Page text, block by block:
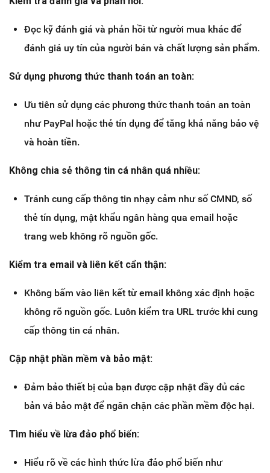
Đọc kỹ đánh giá và phản hồi từ người mua khác để
đánh giá uy tín của người bán và chất lượng sản phẩm.
Sử dụng phương thức thanh toán an toàn:
Ưu tiên sử dụng các phương thức thanh toán an toàn
như PayPal hoặc thẻ tín dụng để tăng khả năng bảo vệ
và hoàn tiền.
Không chia sẻ thông tin cá nhân quá nhiều:
Tránh cung cấp thông tin nhạy cảm như số CMND, số
thẻ tín dụng, mật khẩu ngân hàng qua email hoặc
trang web không rõ nguồn gốc.
Kiểm tra email và liên kết cẩn thận:
Không bấm vào liên kết từ email không xác định hoặc
không rõ nguồn gốc. Luôn kiểm tra URL trước khi cung
cấp thông tin cá nhân.
Cập nhật phần mềm và bảo mật:
Đảm bảo thiết bị của bạn được cập nhật đầy đủ các
bản vá bảo mật để ngăn chặn các phần mềm độc hại.
Tìm hiểu về lừa đảo phổ biến:
Hiểu rõ về các hình thức lừa đảo phổ biến như